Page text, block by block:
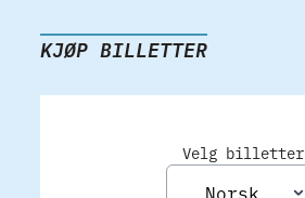
KJØP BILLETTER
Velg billetter